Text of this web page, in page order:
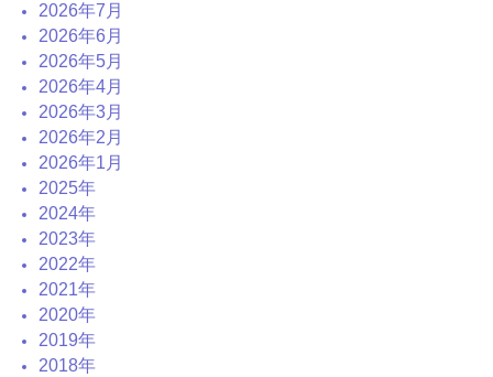
2026年7月
2026年6月
2026年5月
2026年4月
2026年3月
2026年2月
2026年1月
2025年
2024年
2023年
2022年
2021年
2020年
2019年
2018年